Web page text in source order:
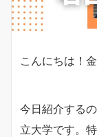
こんにちは！
今日紹介する
立大学です。